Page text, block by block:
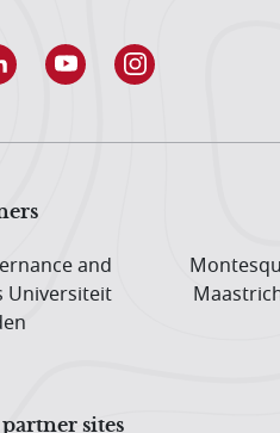
and
Universiteit
sites